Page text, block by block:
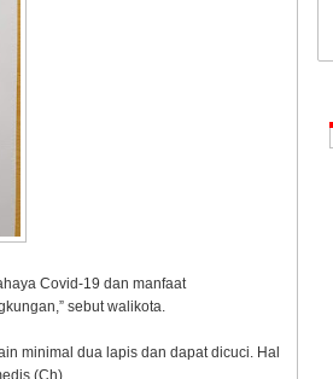
Covid-19 dan manfaat
sebut walikota.
minimal dua lapis dan dapat dicuci. Hal